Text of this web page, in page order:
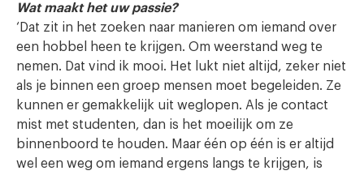
Wat maakt het uw passie?
‘Dat zit in het zoeken naar manieren om iemand over
een hobbel heen te krijgen. Om weerstand weg te
nemen. Dat vind ik mooi. Het lukt niet altijd, zeker niet
als je binnen een groep mensen moet begeleiden. Ze
kunnen er gemakkelijk uit weglopen. Als je contact
mist met studenten, dan is het moeilijk om ze
binnenboord te houden. Maar één op één is er altijd
wel een weg om iemand ergens langs te krijgen, is